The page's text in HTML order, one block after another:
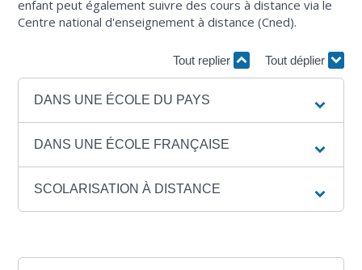
enfant peut également suivre des cours à distance via le
Centre national d'enseignement à distance (Cned).
Tout replier Tout déplier
DANS UNE ÉCOLE DU PAYS
DANS UNE ÉCOLE FRANÇAISE
SCOLARISATION À DISTANCE